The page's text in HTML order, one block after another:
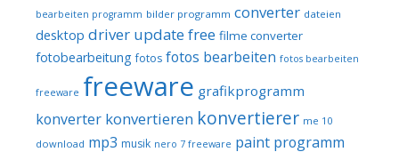
bearbeiten programm bilder programm converter dateien
desktop driver update free filme converter
fotobearbeitung fotos fotos bearbeiten fotos bearbeiten
freeware freeware grafikprogramm
konverter konvertieren konvertierer me 10
download mp3 musik nero 7 freeware paint programm